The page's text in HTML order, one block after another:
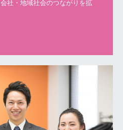
社・地域社会のつながりを拡